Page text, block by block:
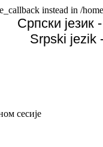
instead in /
Српски
Srpski jezik
сесије